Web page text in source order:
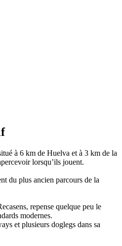
à 6 km de Huelva et à 3 km de la
lorsqu’ils jouent.
du plus ancien parcours de la
repense quelque peu le
modernes.
et plusieurs doglegs dans sa